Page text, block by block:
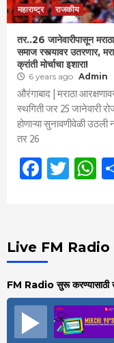
महाराष्ट्र
राजकीय
तर..26 जानेवारीपासून मराठा
समाज रस्त्यावर उतरणार,
क्रांती मोर्चाचा इशारा!
6 years ago Admin
औरंगाबाद | मराठा
स्थगिती जर 25 जानेवारी
होणाऱ्या सुनावणीवेळी उठली
तर 26
Live FM Radio
FM Radio सुरू करण्यासाठी